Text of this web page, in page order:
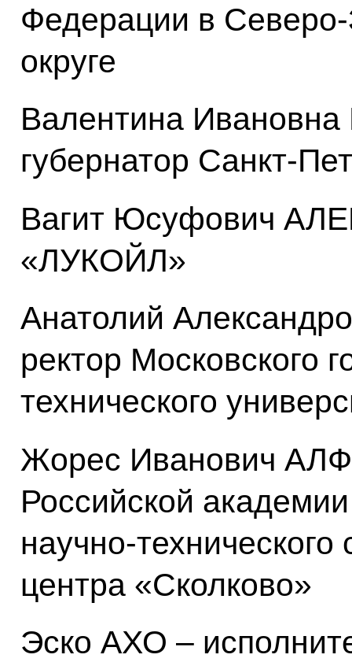
Федерации в
округе
Валентина
губернатор Санкт-
Вагит Юсуфович
«ЛУКОЙЛ»
Анатолий
ректор Московского
технического
Жорес Иванович
Российской
научно-
центра «Сколково»
Эско АХО –